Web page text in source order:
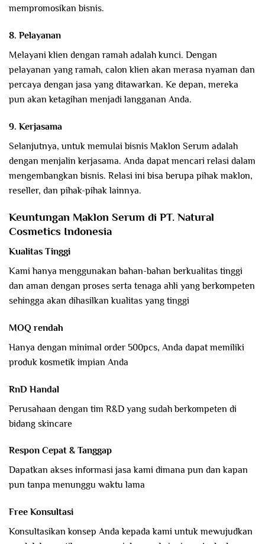
mempromosikan bisnis.
8. Pelayanan
Melayani klien dengan ramah adalah kunci. Dengan
pelayanan yang ramah, calon klien akan merasa nyaman dan
percaya dengan jasa yang ditawarkan. Ke depan, mereka
pun akan ketagihan menjadi langganan Anda.
9. Kerjasama
Selanjutnya, untuk memulai bisnis Maklon Serum adalah
dengan menjalin kerjasama. Anda dapat mencari relasi dalam
mengembangkan bisnis. Relasi ini bisa berupa pihak maklon,
reseller, dan pihak-pihak lainnya.
Keuntungan Maklon Serum di PT. Natural
Cosmetics Indonesia
Kualitas Tinggi
Kami hanya menggunakan bahan-bahan berkualitas tinggi
dan aman dengan proses serta tenaga ahli yang berkompeten
sehingga akan dihasilkan kualitas yang tinggi
MOQ rendah
Hanya dengan minimal order 500pcs, Anda dapat memiliki
produk kosmetik impian Anda
RnD Handal
Perusahaan dengan tim R&D yang sudah berkompeten di
bidang skincare
Respon Cepat & Tanggap
Dapatkan akses informasi jasa kami dimana pun dan kapan
pun tanpa menunggu waktu lama
Free Konsultasi
Konsultasikan konsep Anda kepada kami untuk mewujudkan